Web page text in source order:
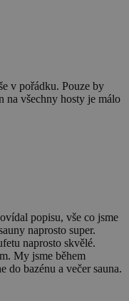
v pořádku. Pouze by
na všechny hosty je málo
popisu, vše co jsme
naprosto super.
naprosto skvělé.
My jsme během
do bazénu a večer sauna.